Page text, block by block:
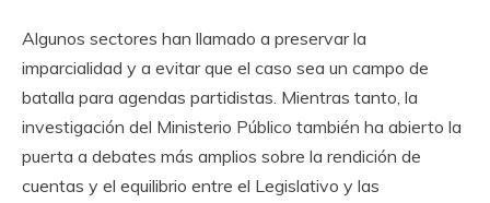
Algunos sectores han llamado a preservar la
imparcialidad y a evitar que el caso sea un campo de
batalla para agendas partidistas. Mientras tanto, la
investigación del Ministerio Público también ha abierto la
puerta a debates más amplios sobre la rendición de
cuentas y el equilibrio entre el Legislativo y las